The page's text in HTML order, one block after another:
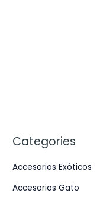
Categories
Accesorios Exóticos
Accesorios Gato